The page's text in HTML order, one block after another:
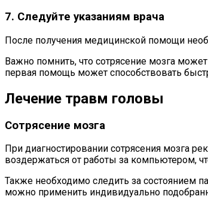
7. Следуйте указаниям врача
После получения медицинской помощи
Важно помнить, что сотрясение мозга
первая помощь может способствовать
Лечение травм головы
Сотрясение мозга
При диагностировании сотрясения мозга
воздержаться от работы за компьютером,
Также необходимо следить за состоянием
можно применить индивидуально